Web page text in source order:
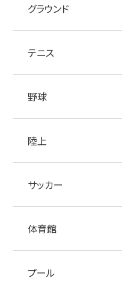
グラウンド
テニス
野球
陸上
サッカー
体育館
プール